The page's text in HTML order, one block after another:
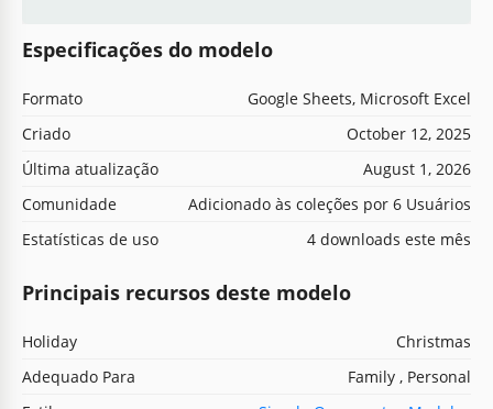
Especificações do modelo
Formato
Google Sheets, Microsoft Excel
Criado
October 12, 2025
Última atualização
August 1, 2026
Comunidade
Adicionado às coleções por 6 Usuários
Estatísticas de uso
4 downloads este mês
Principais recursos deste modelo
Holiday
Christmas
Adequado Para
Family , Personal